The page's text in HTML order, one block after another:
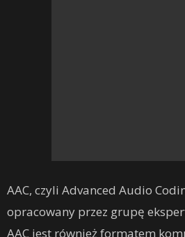
AAC, czyli Advanced Audio
opracowany przez grupę
AAC jest również formatem